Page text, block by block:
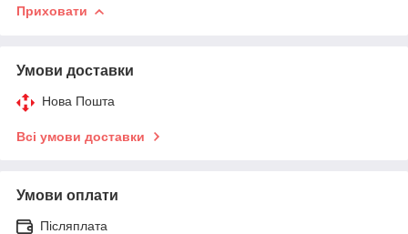
Приховати
Умови доставки
Нова Пошта
Всі умови доставки
Умови оплати
Післяплата